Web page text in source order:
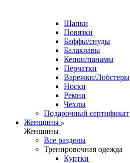
Шапки
Повязки
Баффы/снуды
Балаклавы
Кепки/панамы
Перчатки
Варежки/Лобстеры
Носки
Ремни
Чехлы
Подарочный сертификат
Женщины
Женщины
Все разделы
Тренировочная одежда
Куртки